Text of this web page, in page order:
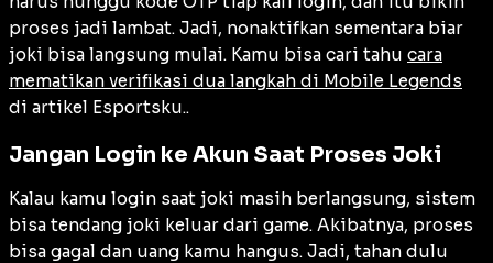
proses jadi lambat. Jadi, nonaktifkan sementara biar
joki bisa langsung mulai. Kamu bisa cari tahu cara
mematikan verifikasi dua langkah di Mobile Legends
di artikel Esportsku..
Jangan Login ke Akun Saat Proses Joki
Kalau kamu login saat joki masih berlangsung, sistem
bisa tendang joki keluar dari game. Akibatnya, proses
bisa gagal dan uang kamu hangus. Jadi, tahan dulu